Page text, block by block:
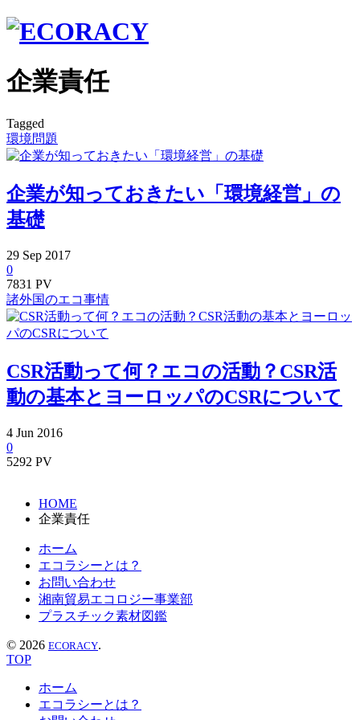
企業責任
Tagged
環境問題
企業が知っておきたい「環境経営」の
基礎
29 Sep 2017
0
7831 PV
諸外国のエコ事情
CSR活動って何？エコの活動？CSR活
動の基本とヨーロッパのCSRについて
4 Jun 2016
0
5292 PV
HOME
企業責任
ホーム
エコラシーとは？
お問い合わせ
湘南貿易エコロジー事業部
プラスチック素材図鑑
© 2026 ECORACY.
TOP
ホーム
エコラシーとは？